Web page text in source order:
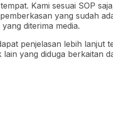
Kami sesuai SOP
yang sudah
diterima media.
penjelasan lebih
yang diduga berkaitan